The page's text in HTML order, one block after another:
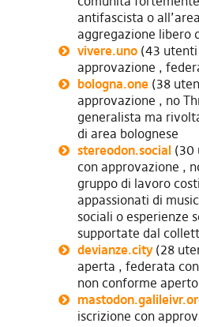
antifascista o
aggregazione libero
vivere.uno(43 utenti
approvazione ,
bologna.one(38
approvazione , no
generalista ma
di area bolognese
stereodon.social (30
con approvazione ,
gruppo di lavoro
appassionati di
sociali o esperienze
supportate dal
devianze.city(28
aperta , federata
non conforme
iscrizione con